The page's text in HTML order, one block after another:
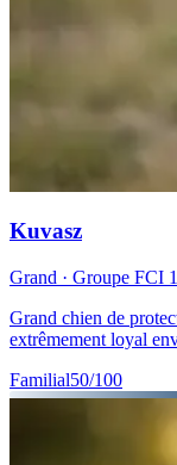
Kuvasz
Grand · Groupe FCI 1
Grand chien de
extrêmement loyal
Familial50/100